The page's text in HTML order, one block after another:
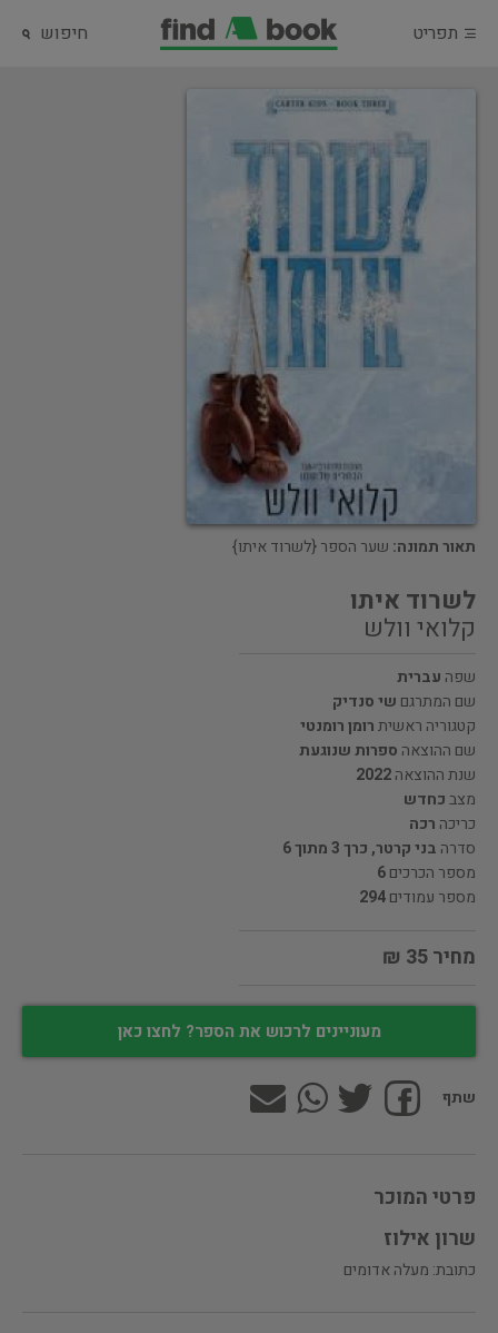
תפריט חיפוש
תאור תמונה: שער הספר {לשרוד איתו}
לשרוד איתו
קלואי וולש
שפה עברית
שם המתרגם שי סנדיק
קטגוריה ראשיתרומן רומנטי
שם ההוצאה ספרות שנוגעת
שנת ההוצאה2022
מצבכחדש
כריכה רכה
סדרה בני קרטר, כרך 3 מתוך 6
מספר הכרכים6
מספר עמודים294
מחיר 35 ₪
מעוניינים לרכוש את הספר? לחצו כאן
שתף
פרטי המוכר
שרון אילוז
כתובת: מעלה אדומים